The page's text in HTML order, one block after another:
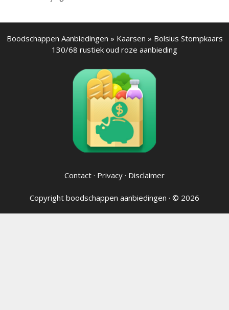
Boodschappen Aanbiedingen » Kaarsen » Bolsius Stompkaars
130/68 rustiek oud roze aanbieding
Contact · Privacy · Disclaimer
Copyright boodschappen aanbiedingen · © 2026